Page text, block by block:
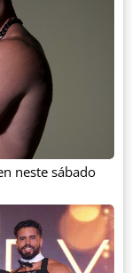
neste sábado